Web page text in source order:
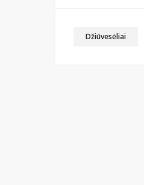
Džiūvesėliai